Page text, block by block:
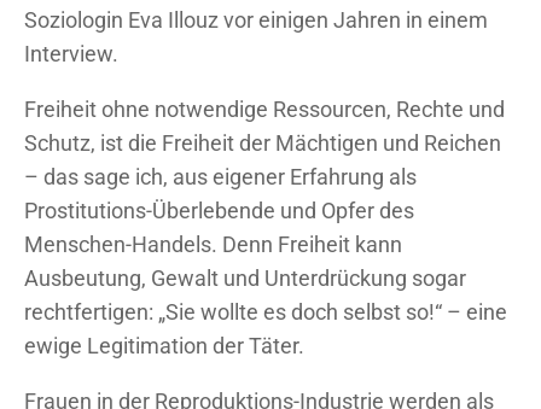
Soziologin Eva Illouz vor einigen Jahren in einem
Interview.
Freiheit ohne notwendige Ressourcen, Rechte und
Schutz, ist die Freiheit der Mächtigen und Reichen
– das sage ich, aus eigener Erfahrung als
Prostitutions-Überlebende und Opfer des
Menschen-Handels. Denn Freiheit kann
Ausbeutung, Gewalt und Unterdrückung sogar
rechtfertigen: „Sie wollte es doch selbst so!“ – eine
ewige Legitimation der Täter.
Frauen in der Reproduktions-Industrie werden als